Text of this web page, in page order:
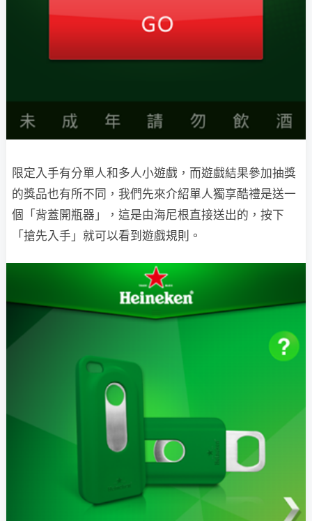
限定入手有分單人和多人小遊戲，而遊戲結果參加抽獎
的獎品也有所不同，我們先來介紹單人獨享酷禮是送一
個「背蓋開瓶器」，這是由海尼根直接送出的，按下
「搶先入手」就可以看到遊戲規則。